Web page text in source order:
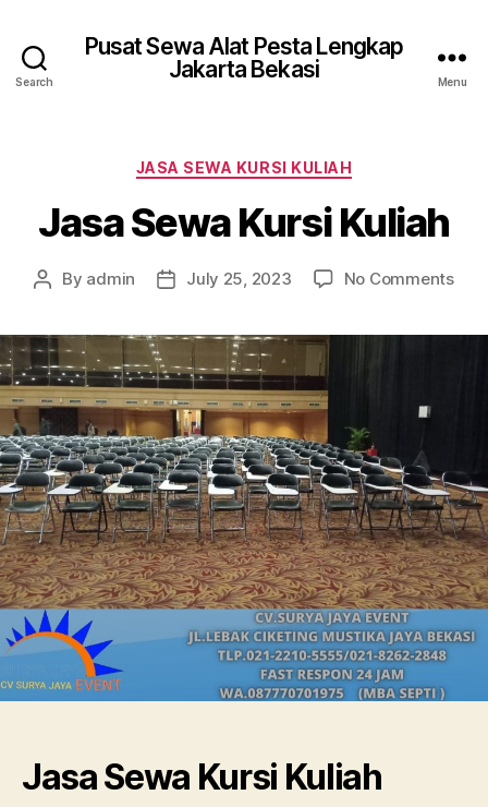
Search
Pusat Sewa Alat Pesta Lengkap
Jakarta Bekasi
Menu
Categories
JASA SEWA KURSI KULIAH
Jasa Sewa Kursi Kuliah
Post
By admin
PostJuly 25, 2023 No Commentson
Jasa Sewa Kursi Kuliah